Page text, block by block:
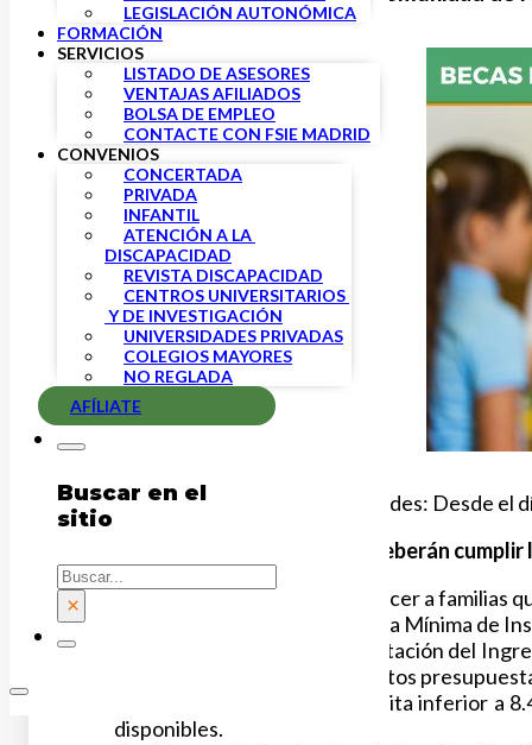
LEGISLACIÓN AUTONÓMICA
FORMACIÓN
SERVICIOS
LISTADO DE ASESORES
VENTAJAS AFILIADOS
BOLSA DE EMPLEO
CONTACTE CON FSIE MADRID
CONVENIOS
CONCERTADA
PRIVADA
INFANTIL
ATENCIÓN A LA
DISCAPACIDAD
REVISTA DISCAPACIDAD
CENTROS UNIVERSITARIOS
Y DE INVESTIGACIÓN
UNIVERSIDADES PRIVADAS
COLEGIOS MAYORES
NO REGLADA
AFÍLIATE
Buscar en el
sitio
Buscar
×
PLAZO de presentación de solicitudes: Desde el
Todos los alumnos solicitantes deberán
Los alumnos deberán pertenecer a familias
Familia beneficiaria de la Renta Mínima de
Familia beneficiaria de la prestación del
orden de declaración de créditos
Familia con una renta per cápita inferior a
disponibles.